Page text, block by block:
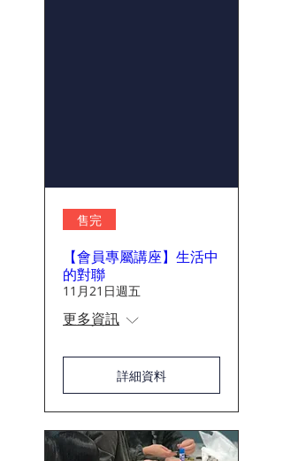
售完
【會員專屬講座】生活中
的對聯
11月21日週五
更多資訊
詳細資料